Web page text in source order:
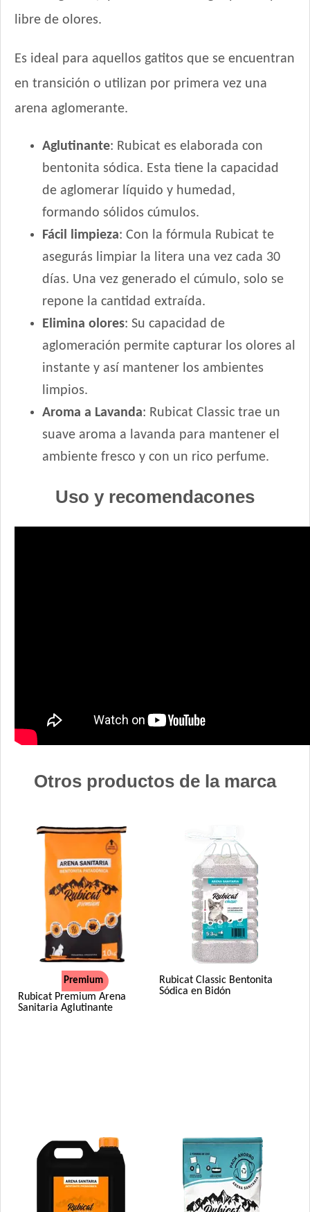
libre de olores.
Es ideal para aquellos gatitos que se encuentran
en transición o utilizan por primera vez una
arena aglomerante.
Aglutinante: Rubicat es elaborada con
bentonita sódica. Esta tiene la capacidad
de aglomerar líquido y humedad,
formando sólidos cúmulos.
Fácil limpieza: Con la fórmula Rubicat te
asegurás limpiar la litera una vez cada 30
días. Una vez generado el cúmulo, solo se
repone la cantidad extraída.
Elimina olores: Su capacidad de
aglomeración permite capturar los olores al
instante y así mantener los ambientes
limpios.
Aroma a Lavanda: Rubicat Classic trae un
suave aroma a lavanda para mantener el
ambiente fresco y con un rico perfume.
Uso y recomendacones
Otros productos de la marca
Premium
Rubicat Premium Arena
Sanitaria Aglutinante
Rubicat Classic Bentonita
Sódica en Bidón